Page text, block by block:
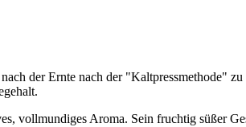
der Ernte nach der "Kaltpressmethode"
vollmundiges Aroma. Sein fruchtig süßer